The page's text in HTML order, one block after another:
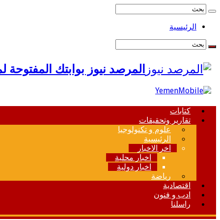
الرئيسية
المرصد نيوز بوابتك
كتابات
تقارير وتحقيقات
علوم و تكنولوجيا
الرئيسية
اخر الاخبار
اخبار محلية
اخبار دولية
رياضة
اقتصادية
ادب و فنون
راسلنا